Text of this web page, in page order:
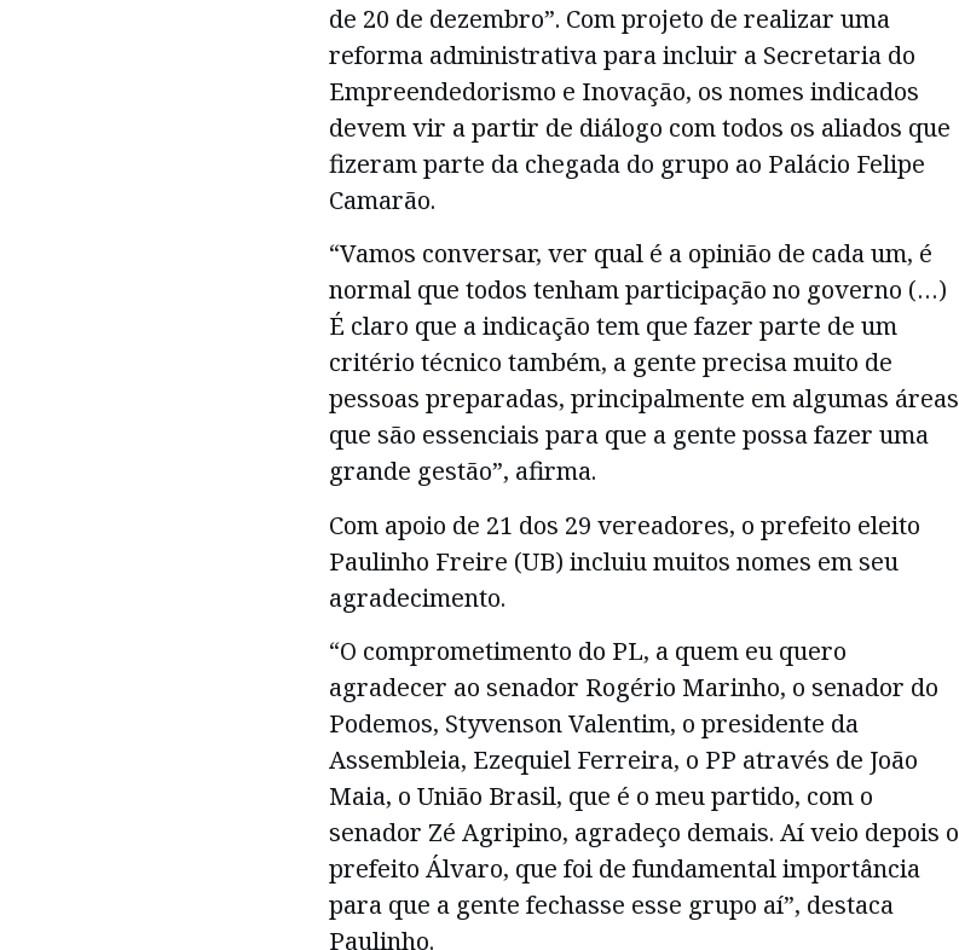
de 20 de dezembro”. Com projeto de realizar uma
reforma administrativa para incluir a Secretaria do
Empreendedorismo e Inovação, os nomes indicados
devem vir a partir de diálogo com todos os aliados que
fizeram parte da chegada do grupo ao Palácio Felipe
Camarão.
“Vamos conversar, ver qual é a opinião de cada um, é
normal que todos tenham participação no governo (…)
É claro que a indicação tem que fazer parte de um
critério técnico também, a gente precisa muito de
pessoas preparadas, principalmente em algumas áreas
que são essenciais para que a gente possa fazer uma
grande gestão”, afirma.
Com apoio de 21 dos 29 vereadores, o prefeito eleito
Paulinho Freire (UB) incluiu muitos nomes em seu
agradecimento.
“O comprometimento do PL, a quem eu quero
agradecer ao senador Rogério Marinho, o senador do
Podemos, Styvenson Valentim, o presidente da
Assembleia, Ezequiel Ferreira, o PP através de João
Maia, o União Brasil, que é o meu partido, com o
senador Zé Agripino, agradeço demais. Aí veio depois o
prefeito Álvaro, que foi de fundamental importância
para que a gente fechasse esse grupo aí”, destaca
Paulinho.